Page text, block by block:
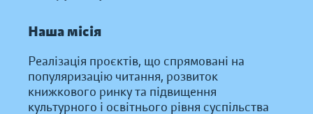
Наша місія
Реалізація проєктів, що спрямовані на
популяризацію читання, розвиток
книжкового ринку та підвищення
культурного і освітнього рівня суспільства